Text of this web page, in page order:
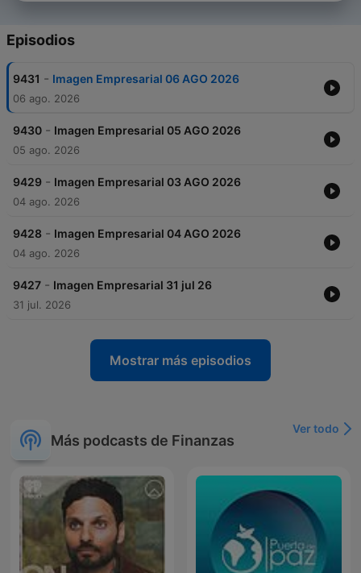
Episodios
9431 - Imagen Empresarial 06 AGO 2026
06 ago. 2026
9430 - Imagen Empresarial 05 AGO 2026
05 ago. 2026
9429 - Imagen Empresarial 03 AGO 2026
04 ago. 2026
9428 - Imagen Empresarial 04 AGO 2026
04 ago. 2026
9427 - Imagen Empresarial 31 jul 26
31 jul. 2026
Mostrar más episodios
Más podcasts de Finanzas
Ver todo